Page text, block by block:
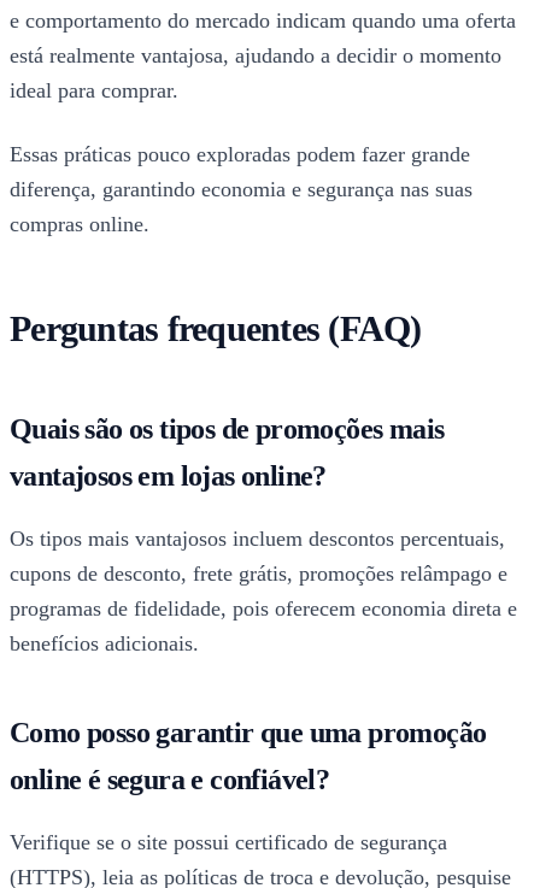
e comportamento do mercado indicam quando uma oferta
está realmente vantajosa, ajudando a decidir o momento
ideal para comprar.
Essas práticas pouco exploradas podem fazer grande
diferença, garantindo economia e segurança nas suas
compras online.
Perguntas frequentes (FAQ)
Quais são os tipos de promoções mais
vantajosos em lojas online?
Os tipos mais vantajosos incluem descontos percentuais,
cupons de desconto, frete grátis, promoções relâmpago e
programas de fidelidade, pois oferecem economia direta e
benefícios adicionais.
Como posso garantir que uma promoção
online é segura e confiável?
Verifique se o site possui certificado de segurança
(HTTPS), leia as políticas de troca e devolução, pesquise